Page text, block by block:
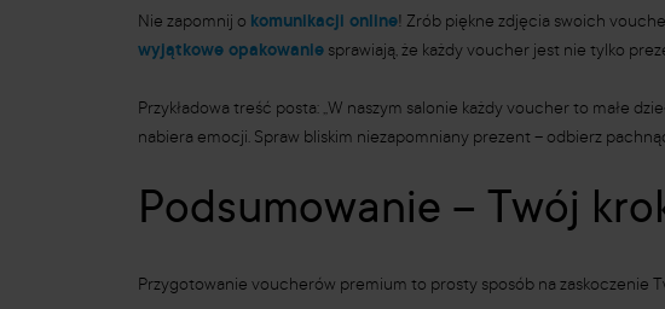
Nie zapomnij o komunikacji online! Zrób piękne zdjęcia swoich
wyjątkowe opakowanie sprawiają, że każdy voucher jest nie tylko
Przykładowa treść posta: „W naszym salonie każdy voucher to małe
nabiera emocji. Spraw bliskim niezapomniany prezent – odbierz
Podsumowanie – Twój
Przygotowanie voucherów premium to prosty sposób na zaskoczenie